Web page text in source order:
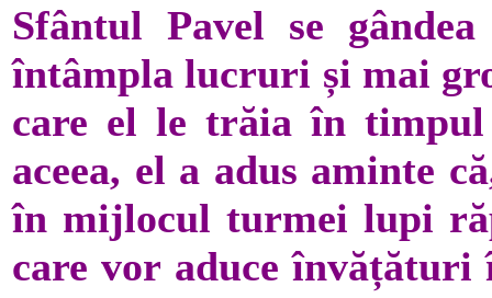
Sfântul Pavel se
întâmpla lucruri și mai
care el le trăia în
aceea, el a adus aminte
în mijlocul turmei lupi
care vor aduce